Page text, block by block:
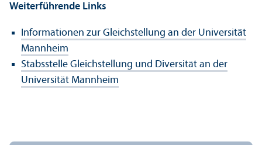
Weiterführende Links
Informationen zur Gleich­stellung an der Universität
Mannheim
Stabsstelle Gleich­stellung und Diversität an der
Universität Mannheim